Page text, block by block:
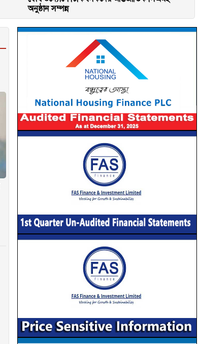
অনুষ্ঠান সম্পন্ন